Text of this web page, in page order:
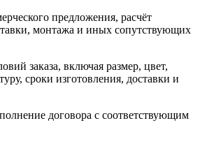
предложения, расчёт
монтажа и иных сопутствующих
заказа, включая размер, цвет,
сроки изготовления, доставки и
договора с соответствующим